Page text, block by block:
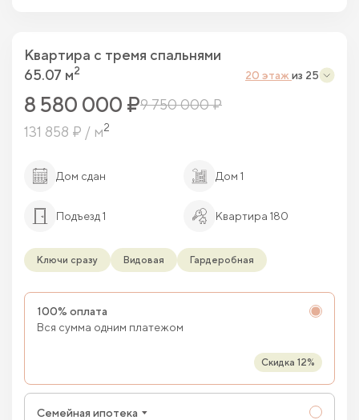
Квартира c тремя спальнями
65.07 м2 20 этаж из 25
8 580 000 ₽9 750 000 ₽
131 858 ₽ / м2
Дом сдан Дом 1
Подъезд 1 Квартира 180
Ключи сразу Видовая Гардеробная
100% оплата
Вся сумма одним платежом
Скидка 12%
Семейная ипотека